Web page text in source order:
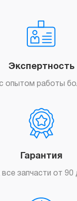
Экспертность
опытом работы
Гарантия
все запчасти от 90